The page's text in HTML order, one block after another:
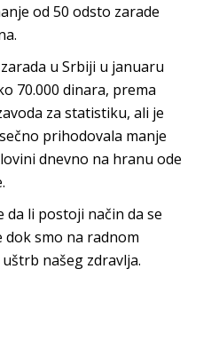
od 50 odsto zarade
u Srbiji u januaru
70.000 dinara, prema
za statistiku, ali je
prihodovala manje
dnevno na hranu ode
li postoji način da se
dok smo na radnom
našeg zdravlja.